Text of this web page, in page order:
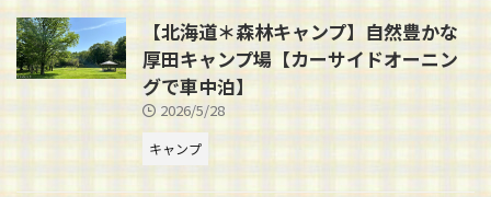
【北海道＊森林キャンプ】自然豊かな
厚田キャンプ場【カーサイドオーニン
グで車中泊】
2026/5/28
キャンプ